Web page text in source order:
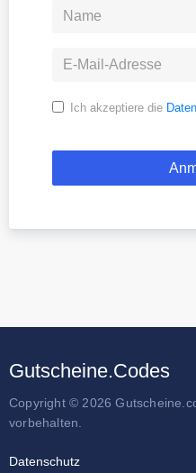
Ich akzeptiere die
Gutscheine.Codes
Copyright © 2026
vorbehalten.
Datenschutz